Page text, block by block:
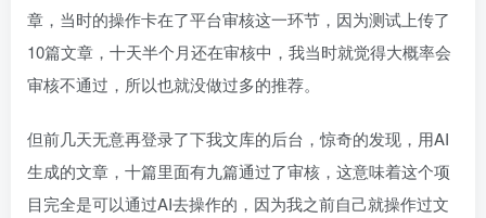
章，当时的操作卡在了平台审核这一环节，因为测试上传了
10篇文章，十天半个月还在审核中，我当时就觉得大概率会
审核不通过，所以也就没做过多的推荐。
但前几天无意再登录了下我文库的后台，惊奇的发现，用AI
生成的文章，十篇里面有九篇通过了审核，这意味着这个项
目完全是可以通过AI去操作的，因为我之前自己就操作过文